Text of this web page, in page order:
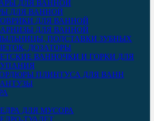
ДЛЯ ВАННОЙ
ДЛЯ ВАННОЙ
ДЛЯ ВАННОЙ
ПОДСТАВКИ ЗУБНЫХ
ДОЗАТОРЫ
ВАННОЧКИ И ГОРКИ ДЛЯ
ПЛИНТУСА ДЛЯ ВАНН
ДЛЯ МУСОРА
ТУАЛЕТ